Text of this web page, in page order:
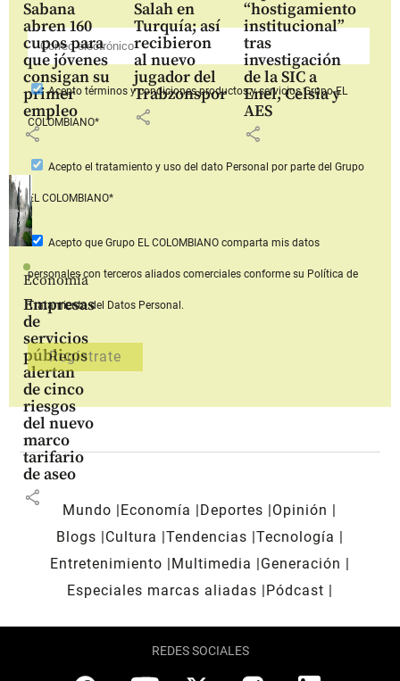
Sabana
abren 160
cupos para
que jóvenes
consigan su
primer
empleo
share
Salah en
Turquía; así
recibieron
al nuevo
jugador del
Trabzonspor
share
“hostigamiento
institucional”
tras
investigación
de la SIC a
Enel, Celsia y
AES
share
Economía
Empresas
de
servicios
públicos
alertan
de cinco
riesgos
del nuevo
marco
tarifario
de aseo
share
Aceptotérminos y condiciones productos y serviciosGrupo EL
COLOMBIANO*
Acepto el tratamiento y uso del dato Personal por parte del Grupo
EL COLOMBIANO*
Acepto que Grupo EL COLOMBIANOcomparta mis datos
personales con terceros aliados comerciales conforme su Política de
Tratamiento del Datos Personal.
Mundo Economía Deportes
Opinión
Blogs
Cultura Tendencias Tecnología
Entretenimiento
Multimedia
Generación
Especiales marcas aliadas
Pódcast
REDES SOCIALES